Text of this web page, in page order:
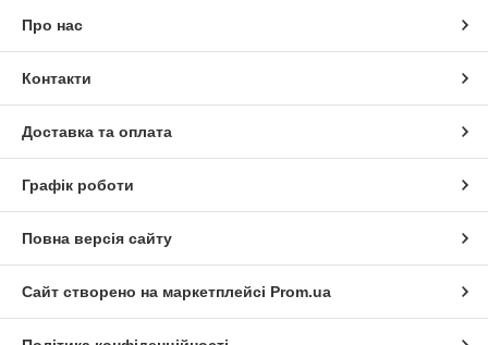
Про нас
Контакти
Доставка та оплата
Графік роботи
Повна версія сайту
Сайт створено на маркетплейсі Prom.ua